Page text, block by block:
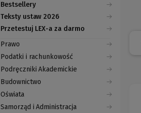
Bestsellery
Teksty ustaw 2026
Przetestuj LEX-a za darmo
(Nowe
okno)
(Link
do
innej
strony)
Prawo
Podatki i rachunkowość
Podręczniki Akademickie
Budownictwo
Oświata
Samorząd i Administracja